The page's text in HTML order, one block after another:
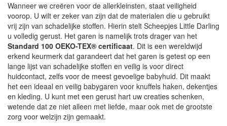
Wanneer we creëren voor de allerkleinsten, staat veiligheid
voorop. U wilt er zeker van zijn dat de materialen die u gebruikt
vrij zijn van schadelijke stoffen. Hierin stelt Scheepjes Little Darling
u volledig gerust. Het garen is namelijk trots drager van het
Standard 100 OEKO-TEX® certificaat. Dit is een wereldwijd
erkend keurmerk dat garandeert dat het garen is getest op een
lange lijst van schadelijke stoffen en veilig is voor direct
huidcontact, zelfs voor de meest gevoelige babyhuid. Dit maakt
het een ideaal en veilig babygaren voor knuffels haken, dekentjes
en kleding. U kunt met een gerust hart uw creaties schenken,
wetende dat ze niet alleen met liefde, maar ook met de grootste
zorg voor welzijn zijn gemaakt.